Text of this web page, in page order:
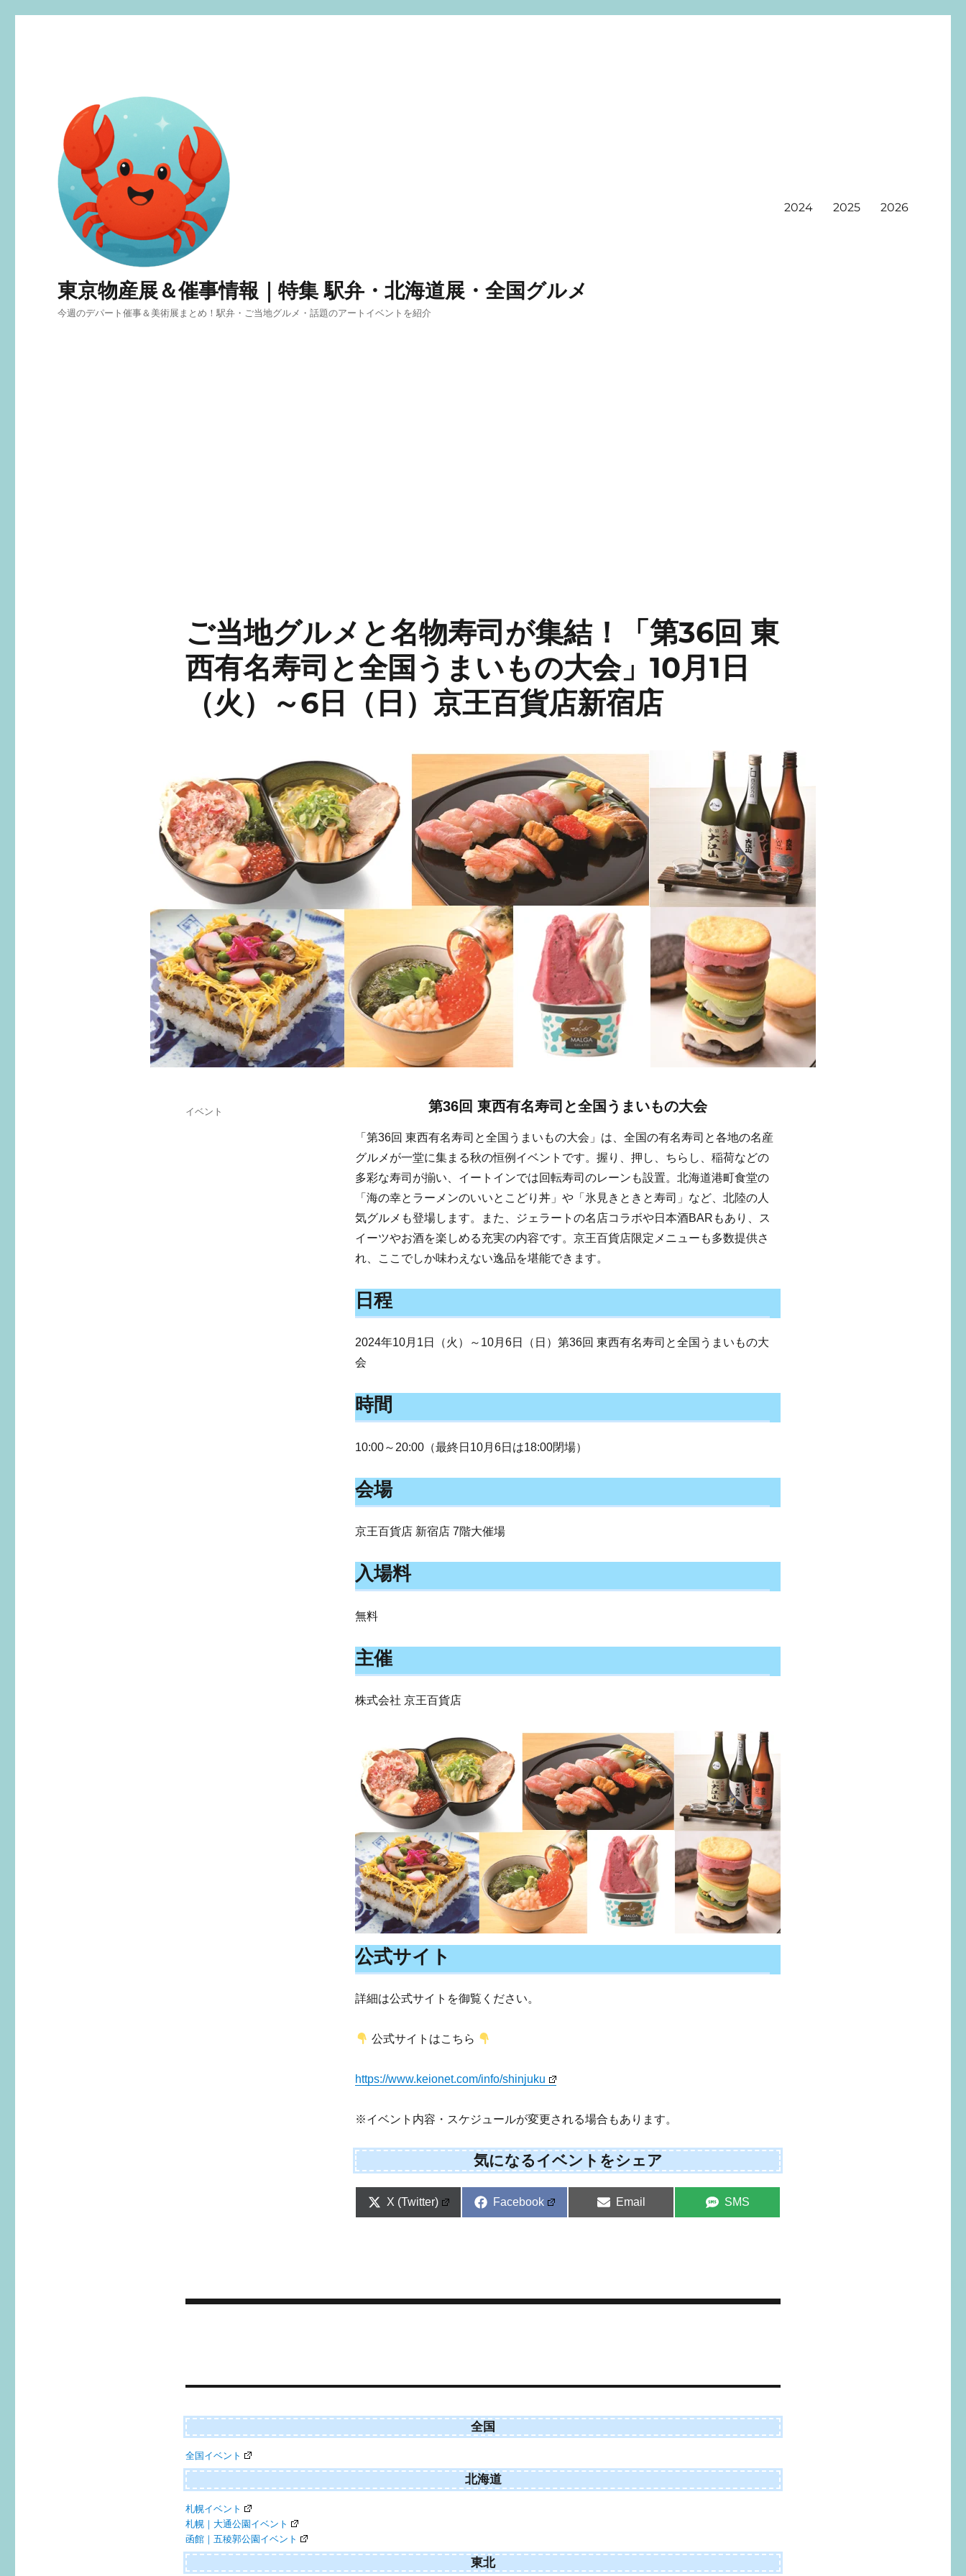
東京物産展＆催事情報｜特集 駅弁・北海道展・全国グルメ
今週のデパート催事＆美術展まとめ！駅弁・ご当地グルメ・話題のアートイベントを紹介
2024 2025 2026
ご当地グルメと名物寿司が集結！「第36回 東
西有名寿司と全国うまいもの大会」10月1日
（火）～6日（日）京王百貨店新宿店
第36回 東西有名寿司と全国うまいもの大会
「第36回 東西有名寿司と全国うまいもの大会」は、全国の有名寿司と各地の名産
グルメが一堂に集まる秋の恒例イベントです。握り、押し、ちらし、稲荷などの
多彩な寿司が揃い、イートインでは回転寿司のレーンも設置。北海道港町食堂の
「海の幸とラーメンのいいとこどり丼」や「氷見きときと寿司」など、北陸の人
気グルメも登場します。また、ジェラートの名店コラボや日本酒BARもあり、ス
イーツやお酒を楽しめる充実の内容です。京王百貨店限定メニューも多数提供さ
れ、ここでしか味わえない逸品を堪能できます。
日程
2024年10月1日（火）～10月6日（日）第36回 東西有名寿司と全国うまいもの大
会
時間
10:00～20:00（最終日10月6日は18:00閉場）
会場
京王百貨店 新宿店 7階大催場
入場料
無料
主催
株式会社 京王百貨店
公式サイト
詳細は公式サイトを御覧ください。
公式サイトはこちら
https://www.keionet.com/info/shinjuku
※イベント内容・スケジュールが変更される場合もあります。
気になるイベントをシェア
Share
X (Twitter)
Share
Facebook
Share
Email
Share
SMS
投
カ
イベント
ビ
ゲ
ー
シ
ョ
ン
全国
全国イベント
北海道
札幌イベント
札幌｜大通公園イベント
函館｜五稜郭公園イベント
東北